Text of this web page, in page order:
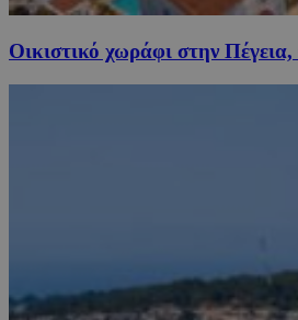
Οικιστικό χωράφι στην